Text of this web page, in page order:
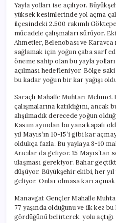
Yayla yolları ise açılıyor.
yüksek kesimlerinde yol açma
ilçesindeki 2.500 rakımlı
mücadele çalışmaları sürüyor.
Ahmetler, Belenobası ve Karavca
sağlamak için yoğun çaba sarf
öneme sahip olan bu yayla
açılması hedefleniyor. Bölge
bu kadar yoğun bir kar yağışı
Saraçlı Mahalle Muhtarı Mehmet
çalışmalarına katıldığını, ancak
alışılmadık derecede yoğun
Kasım ayından bu yana kapalı
yıl Mayıs’ın 10-15’i gibi kar
oldukça fazla. Bu yaylaya 8-10
Arıcılar da geliyor. 15 Mayıs’tan
ulaşması gerekiyor. Bahar
düşüyor. Büyükşehir ekibi, her
geliyor. Onlar olmasa karı
Manavgat Gençler Mahalle
77 yaşında olduğunu ve ilk kez
gördüğünü belirterek, yolu